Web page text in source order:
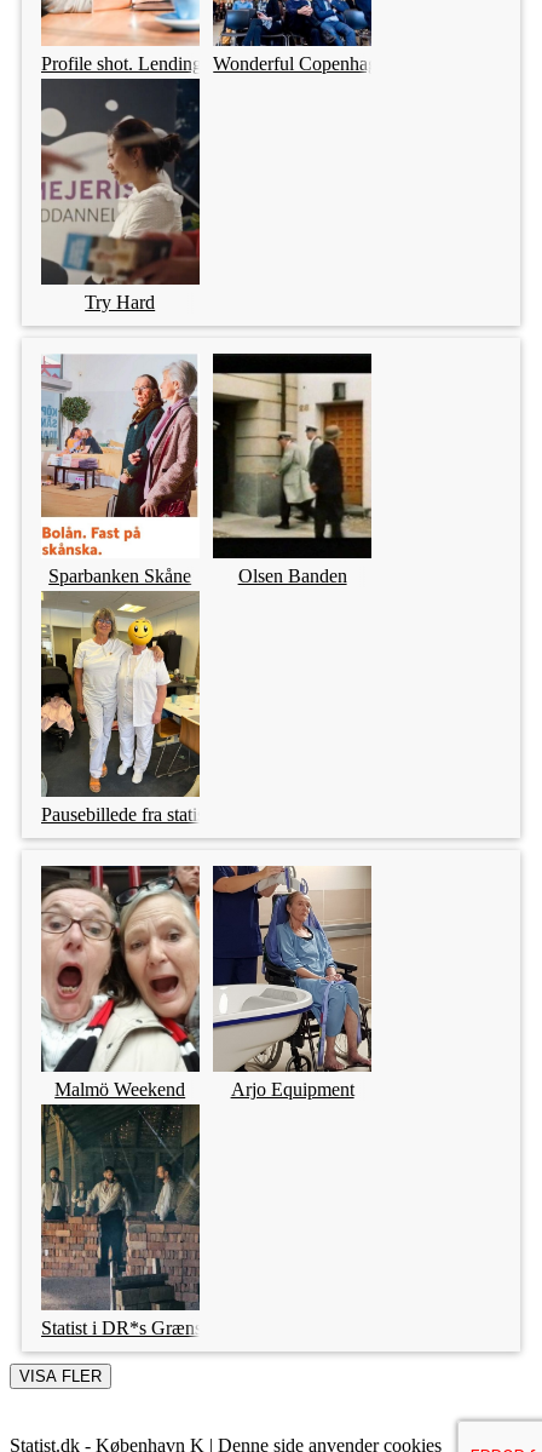
Profile shot. Lending Tree.Wonderful Copenhagen
Try Hard
Sparbanken Skåne Olsen Banden
Pausebillede fra statistrolle
Malmö Weekend Arjo Equipment
Statist i DR*s Grænselandet
VISA FLER
Statist.dk - København K | Denne side anvender cookies